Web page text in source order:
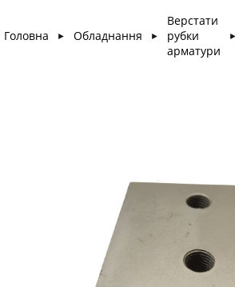
Головна ► Обладнання ►
Верстати
рубки
арматури
►